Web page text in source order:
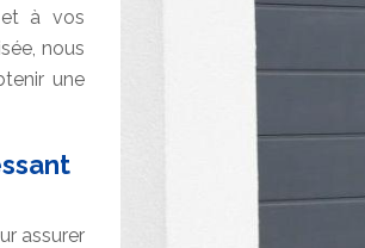
et à vos
nous
une
assurer